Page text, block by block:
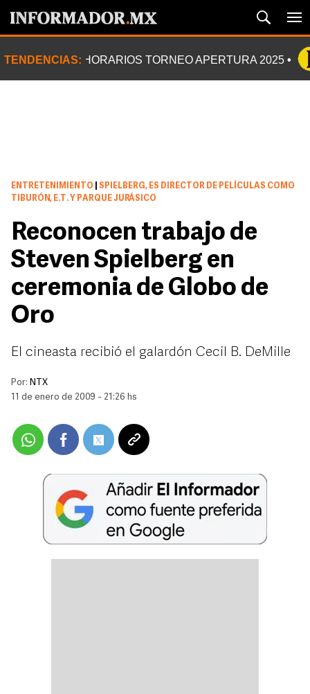
TENDENCIAS: HORARIOS TORNEO APERTURA 2025
ENTRETENIMIENTO
SPIELBERG, ES DIRECTOR DE PELÍCULAS COMO
TIBURÓN, E.T. Y PARQUE JURÁSICO
Reconocen trabajo de
Steven Spielberg en
ceremonia de Globo de
Oro
El cineasta recibió el galardón Cecil B. DeMille
Por: NTX
11 de enero de 2009 - 21:26 hs